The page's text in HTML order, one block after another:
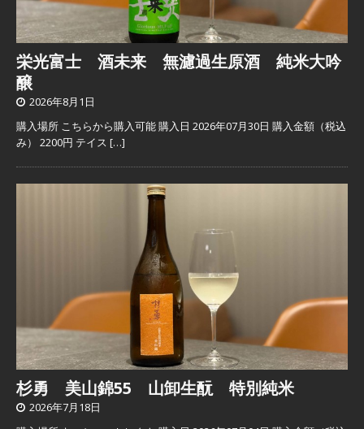
栄光富士 酒未来 無濾過生原酒 純米大吟
醸
2026年8月1日
購入場所 こちらから購入可能 購入日 2026年07月30日 購入金額（税込
み） 2200円 テイス […]
杉勇 美山錦55 山卸生酛 特別純米
2026年7月18日